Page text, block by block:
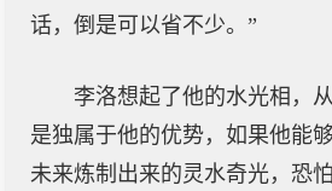
话，倒是可以省不少。”
李洛想起了他的水光相，
是独属于他的优势，如果他能
未来炼制出来的灵水奇光，恐